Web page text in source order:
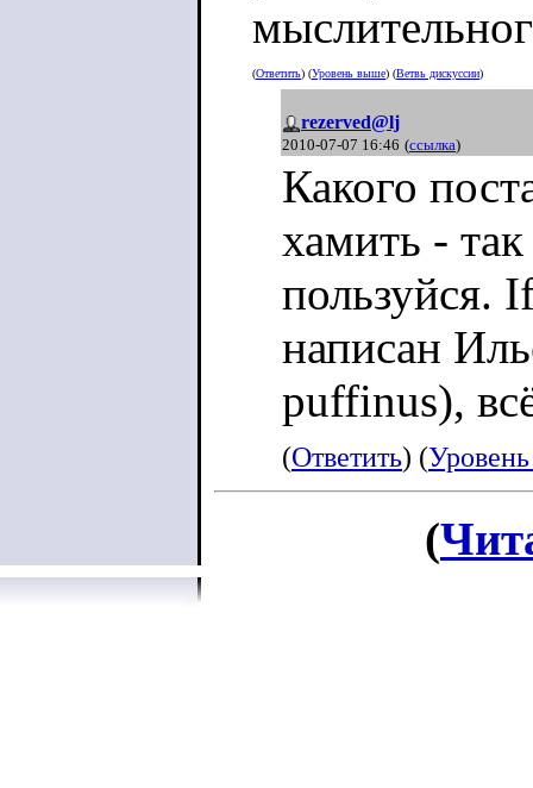
(Ответить) (Уровень выше) (Ветвь дискуссии)
rezerved@lj
2010-07-07 16:46 (ссылка)
Какого
хамить -
пользуйся.
написан
puffinus),
(Ответить) (
(